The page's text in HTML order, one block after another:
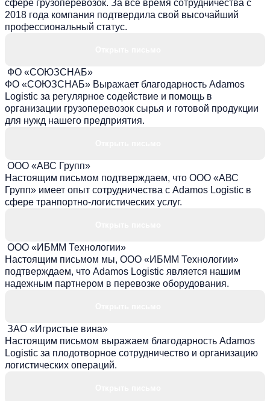
сфере грузоперевозок. За все время сотрудничества с
2018 года компания подтвердила свой высочайший
профессиональный статус.
ФО «СОЮЗСНАБ»
ФО «СОЮЗСНАБ» Выражает благодарность Adamos
Logistic за регулярное содействие и помощь в
организации грузоперевозок сырья и готовой продукции
для нужд нашего предприятия.
ООО «АВС Групп»
Настоящим письмом подтверждаем, что ООО «АВС
Групп» имеет опыт сотрудничества с Adamos Logistic в
сфере транпортно-логистических услуг.
ООО «ИБММ Технологии»
Настоящим письмом мы, ООО «ИБММ Технологии»
подтверждаем, что Adamos Logistic является нашим
надежным партнером в перевозке оборудования.
ЗАО «Игристые вина»
Настоящим письмом выражаем благодарность Adamos
Logistic за плодотворное сотрудничество и организацию
логистических операций.